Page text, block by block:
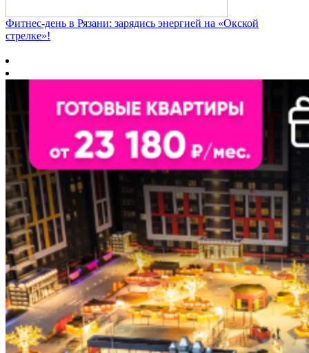
Фитнес‑день в Рязани: зарядись энергией на «Окской
стрелке»!